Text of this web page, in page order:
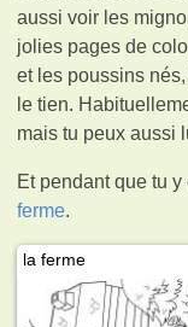
aussi voir les
jolies pages de
et les poussins
le tien.
mais tu peux aussi
Et pendant que tu
ferme.
la ferme